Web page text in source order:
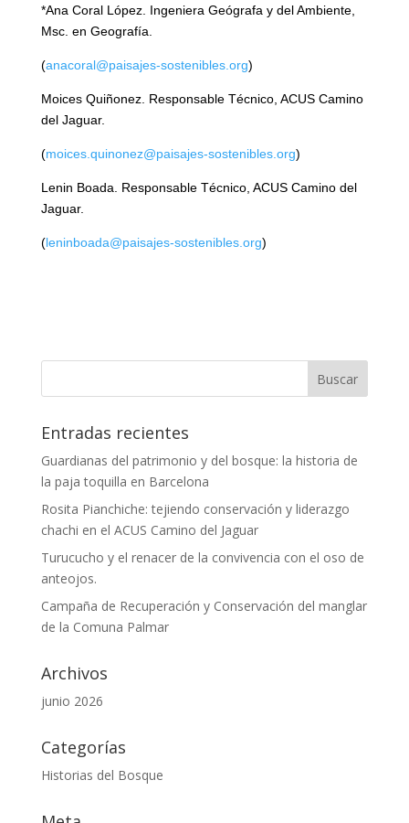
*Ana Coral López. Ingeniera Geógrafa y del Ambiente,
Msc. en Geografía.
(anacoral@paisajes-sostenibles.org)
Moices Quiñonez. Responsable Técnico, ACUS Camino
del Jaguar.
(moices.quinonez@paisajes-sostenibles.org)
Lenin Boada. Responsable Técnico, ACUS Camino del
Jaguar.
(leninboada@paisajes-sostenibles.org)
Entradas recientes
Guardianas del patrimonio y del bosque: la historia de
la paja toquilla en Barcelona
Rosita Pianchiche: tejiendo conservación y liderazgo
chachi en el ACUS Camino del Jaguar
Turucucho y el renacer de la convivencia con el oso de
anteojos.
Campaña de Recuperación y Conservación del manglar
de la Comuna Palmar
Archivos
junio 2026
Categorías
Historias del Bosque